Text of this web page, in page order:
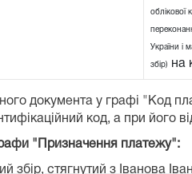
облікової
України і
збір) на
документа у графі "Код
код, а при його
"Призначення платежу":
збір, стягнутий з Іванова